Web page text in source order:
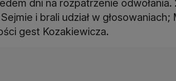
dni na rozpatrzenie odwołania.
i brali udział w głosowaniach;
gest Kozakiewicza.